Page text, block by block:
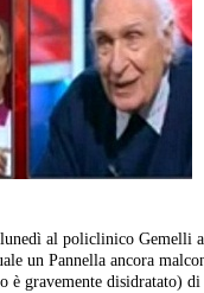
al policlinico Gemelli
un Pannella ancora
è gravemente disidratato)